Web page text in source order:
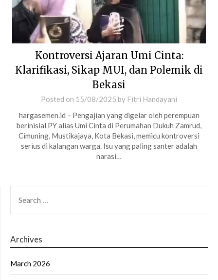
Kontroversi Ajaran Umi Cinta:
Klarifikasi, Sikap MUI, dan Polemik di
Bekasi
Posted on 15/08/2025 by Fitri Handayani
hargasemen.id – Pengajian yang digelar oleh perempuan
berinisial PY alias Umi Cinta di Perumahan Dukuh Zamrud,
Cimuning, Mustikajaya, Kota Bekasi, memicu kontroversi
serius di kalangan warga. Isu yang paling santer adalah
narasi…
FOR:
Archives
March 2026